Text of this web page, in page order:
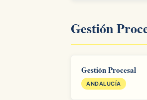
Gestión
Gestión Procesal
ANDALUCÍA